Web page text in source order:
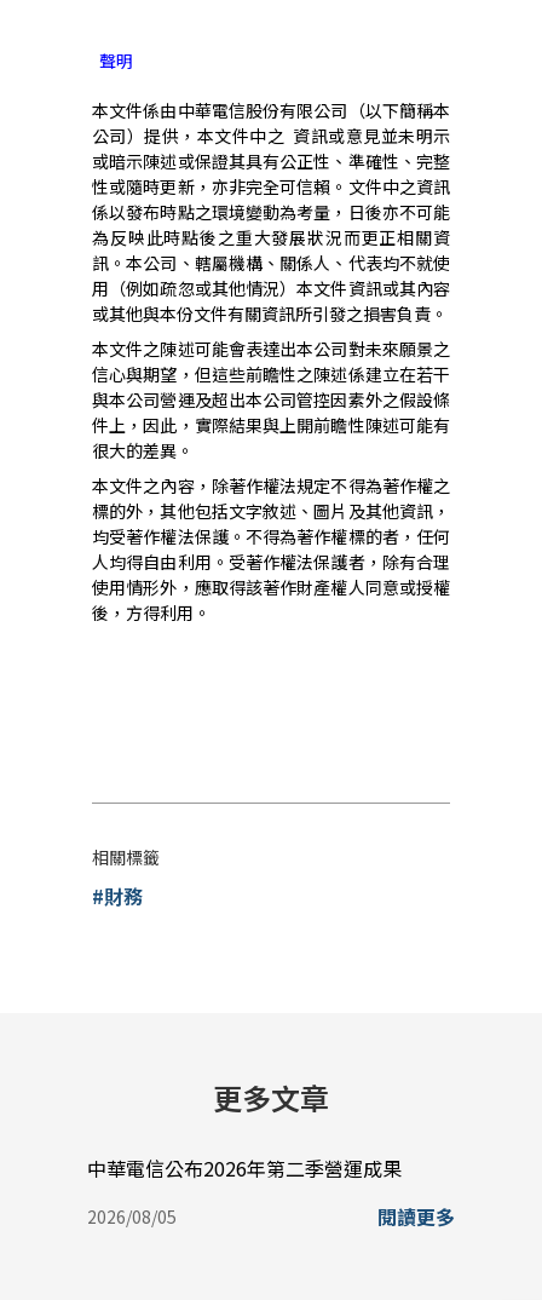
聲明
本文件係由中華電信股份有限公司（以下簡稱本
公司）提供，本文件中之 資訊或意見並未明示
或暗示陳述或保證其具有公正性、準確性、完整
性或隨時更新，亦非完全可信賴。文件中之資訊
係以發布時點之環境變動為考量，日後亦不可能
為反映此時點後之重大發展狀況而更正相關資
訊。本公司、轄屬機構、關係人、代表均不就使
用（例如疏忽或其他情況）本文件資訊或其內容
或其他與本份文件有關資訊所引發之損害負責。
本文件之陳述可能會表達出本公司對未來願景之
信心與期望，但這些前瞻性之陳述係建立在若干
與本公司營運及超出本公司管控因素外之假設條
件上，因此，實際結果與上開前瞻性陳述可能有
很大的差異。
本文件之內容，除著作權法規定不得為著作權之
標的外，其他包括文字敘述、圖片及其他資訊，
均受著作權法保護。不得為著作權標的者，任何
人均得自由利用。受著作權法保護者，除有合理
使用情形外，應取得該著作財產權人同意或授權
後，方得利用。
相關標籤
#財務
更多文章
中華電信公布2026年第二季營運成果
2026/08/05 閱讀更多